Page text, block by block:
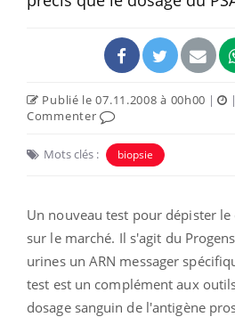
Publié le 07.11.2008 à 00h00 | |
Commenter
Mots clés : biopsie
Un nouveau test pour dépister
sur le marché. Il s'agit du
urines un ARN messager
test est un complément aux
dosage sanguin de l'antigène